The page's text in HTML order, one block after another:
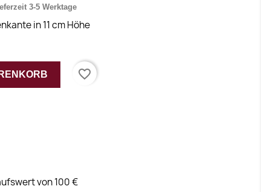
3-5 Werktage
in 11 cm Höhe
favorite_border
von 100 €